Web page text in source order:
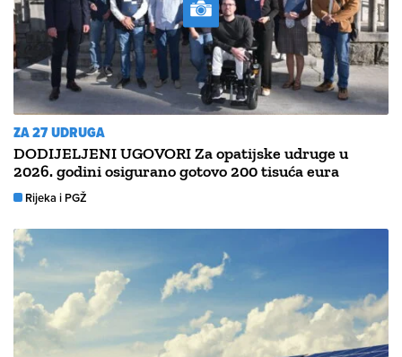
ZA 27 UDRUGA
DODIJELJENI UGOVORI Za opatijske udruge u
2026. godini osigurano gotovo 200 tisuća eura
Rijeka i PGŽ